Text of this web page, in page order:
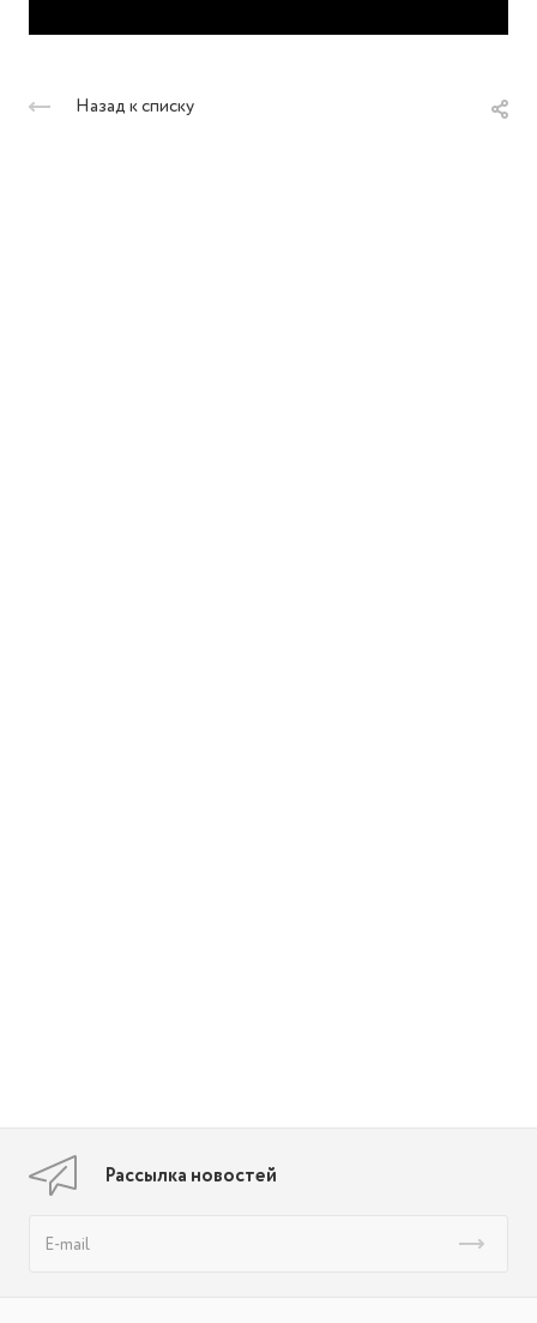
Назад к списку
Рассылка новостей